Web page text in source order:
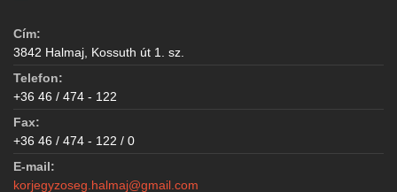
Cím:
3842 Halmaj, Kossuth út 1. sz.
Telefon:
+36 46 / 474 - 122
Fax:
+36 46 / 474 - 122 / 0
E-mail:
korjegyzoseg.halmaj@gmail.com